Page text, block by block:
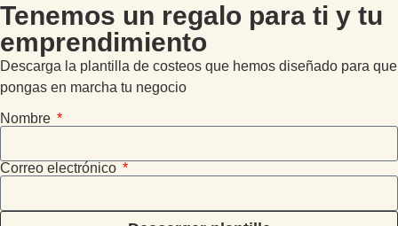
Tenemos un regalo para ti y tu
emprendimiento
Descarga la plantilla de costeos que hemos diseñado para que
pongas en marcha tu negocio
Nombre
Correo electrónico